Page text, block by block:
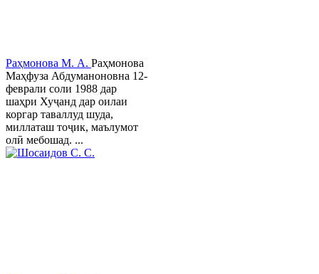
Раҳмонова М. А. Раҳмонова
Маҳфуза Абдуманоновна 12-
феврали соли 1988 дар
шаҳри Хуҷанд дар оилаи
коргар таваллуд шуда,
миллаташ тоҷик, маълумот
олӣ мебошад. ...